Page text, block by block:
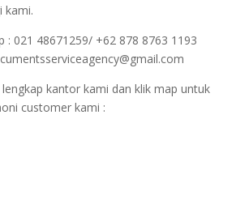
kami.
: 021 48671259/ +62 878 8763 1193
kantor kami dan klik map untuk
customer kami :